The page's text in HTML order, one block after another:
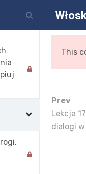
od
This
Prev
Lekcja
dialogi